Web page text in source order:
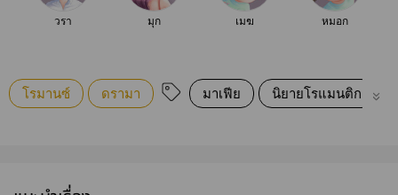
วรา มุก เมฆ หมอก
โรมานซ์ ดรามา มาเฟีย นิยายโรแมนติก